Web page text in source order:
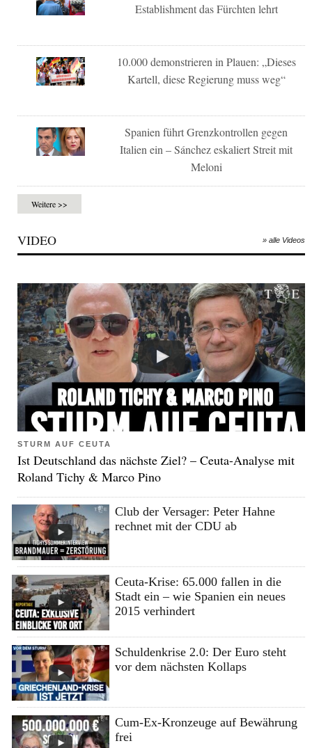
Establishment das Fürchten lehrt
10.000 demonstrieren in Plauen: „Dieses
Kartell, diese Regierung muss weg“
Spanien führt Grenzkontrollen gegen
Italien ein – Sánchez eskaliert Streit mit
Meloni
Weitere >>
VIDEO » alle Videos
STURM AUF CEUTA
Ist Deutschland das nächste Ziel? – Ceuta-Analyse mit
Roland Tichy & Marco Pino
Club der Versager: Peter Hahne
rechnet mit der CDU ab
Ceuta-Krise: 65.000 fallen in die
Stadt ein – wie Spanien ein neues
2015 verhindert
Schuldenkrise 2.0: Der Euro steht
vor dem nächsten Kollaps
Cum-Ex-Kronzeuge auf Bewährung
frei